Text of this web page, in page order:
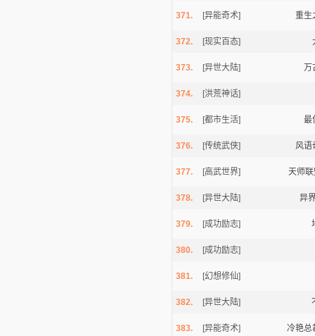
371. [异能奇术] 重生
372. [现实百态]
373. [异世大陆] 万
374. [洪荒神话]
375. [都市生活] 最
376. [传统武侠] 风语
377. [高武世界] 天师
378. [异世大陆] 异
379. [成功励志]
380. [成功励志]
381. [幻想修仙]
382. [异世大陆]
383. [异能奇术] 冷艳总